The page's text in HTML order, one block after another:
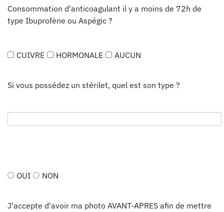
Consommation d'anticoagulant il y a moins de 72h de
type Ibuprofène ou Aspégic ?
CUIVRE HORMONALE AUCUN
Si vous possédez un stérilet, quel est son type ?
OUI NON
J'accepte d'avoir ma photo AVANT-APRES afin de mettre